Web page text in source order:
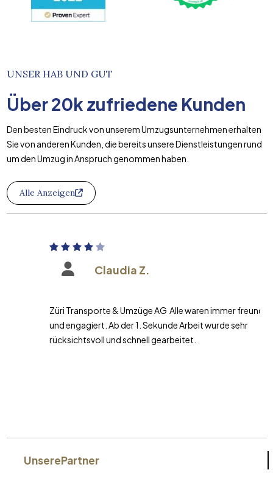
UNSER HAB UND GUT
Über20k zufriedene Kunden
Den besten Eindruck von unserem Umzugsunternehmen erhalten
Sie von anderen Kunden, die bereits unsere Dienstleistungen rund
um den Umzug in Anspruch genommen haben.
Alle Anzeigen
Claudia Z.
Züri Transporte & Umzüge AG Alle waren immer freundlich
und engagiert. Ab der 1. Sekunde Arbeit wurde sehr
rücksichtsvoll und schnell gearbeitet.
UnserePartner